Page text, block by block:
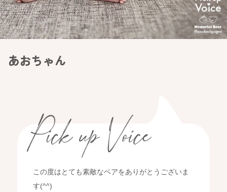
あおちゃん
この度はとても素敵なベアをありがとうございま
す(^^)